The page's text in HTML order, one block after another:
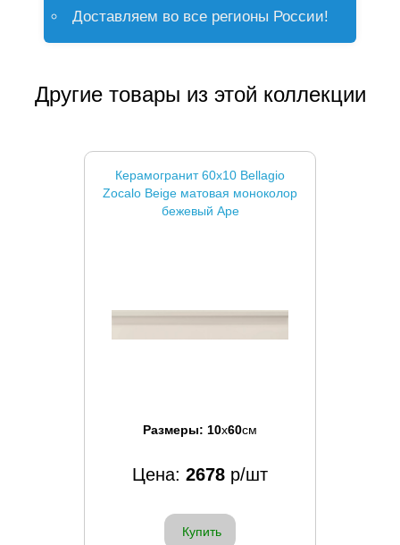
Доставляем во все регионы России!
Другие товары из этой коллекции
Керамогранит 60x10 Bellagio
Zocalo Beige матовая моноколор
бежевый Ape
Размеры: 10x60см
Цена: 2678 р/шт
Купить